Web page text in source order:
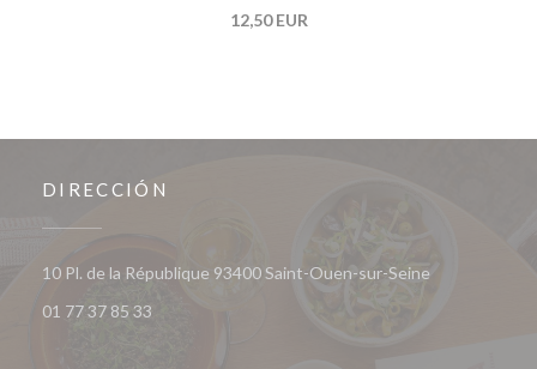
12,50 EUR
DIRECCIÓN
10 Pl. de la République 93400 Saint-Ouen-sur-Seine((abre en una
01 77 37 85 33